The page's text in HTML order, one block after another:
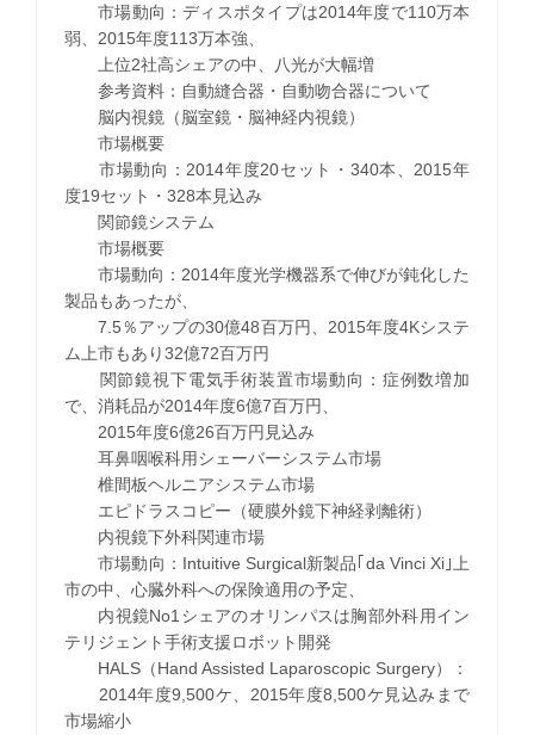
市場動向：ディスポタイプは2014年度で110万本
弱、2015年度113万本強、
上位2社高シェアの中、八光が大幅増
参考資料：自動縫合器・自動吻合器について
脳内視鏡（脳室鏡・脳神経内視鏡）
市場概要
市場動向：2014年度20セット・340本、2015年
度19セット・328本見込み
関節鏡システム
市場概要
市場動向：2014年度光学機器系で伸びが鈍化した
製品もあったが、
7.5％アップの30億48百万円、2015年度4Kシステ
ム上市もあり32億72百万円
関節鏡視下電気手術装置市場動向：症例数増加
で、消耗品が2014年度6億7百万円、
2015年度6億26百万円見込み
耳鼻咽喉科用シェーバーシステム市場
椎間板ヘルニアシステム市場
エピドラスコピー（硬膜外鏡下神経剥離術）
内視鏡下外科関連市場
市場動向：Intuitive Surgical新製品｢da Vinci Xi｣上
市の中、心臓外科への保険適用の予定、
内視鏡No1シェアのオリンパスは胸部外科用イン
テリジェント手術支援ロボット開発
HALS（Hand Assisted Laparoscopic Surgery）：
2014年度9,500ケ、2015年度8,500ケ見込みまで
市場縮小